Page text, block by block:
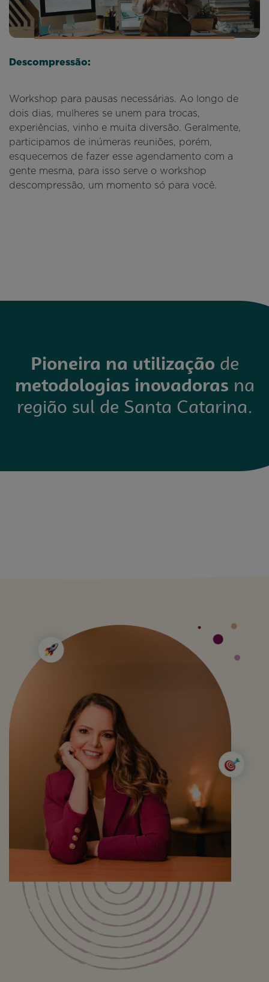
Descompressão:
Workshop para pausas necessárias. Ao longo de
dois dias, mulheres se unem para trocas,
experiências, vinho e muita diversão. Geralmente,
participamos de inúmeras reuniões, porém,
esquecemos de fazer esse agendamento com a
gente mesma, para isso serve o workshop
descompressão, um momento só para você.
Pioneira na utilização de
metodologias inovadoras na
região sul de Santa Catarina.